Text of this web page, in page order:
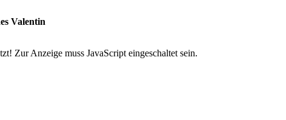
Valentin
Zur Anzeige muss JavaScript eingeschaltet sein.